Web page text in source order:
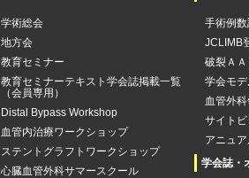
学術総会
地方会
教育セミナー
教育セミナーテキスト学会誌掲載一覧
（会員専用）
Distal Bypass Workshop
血管内治療ワークショップ
ステントグラフトワークショップ
心臓血管外科サマースクール
手術例数
JCLIMB
破裂Ａ
学会モ
血管外
サイト
アニュ
学会誌・